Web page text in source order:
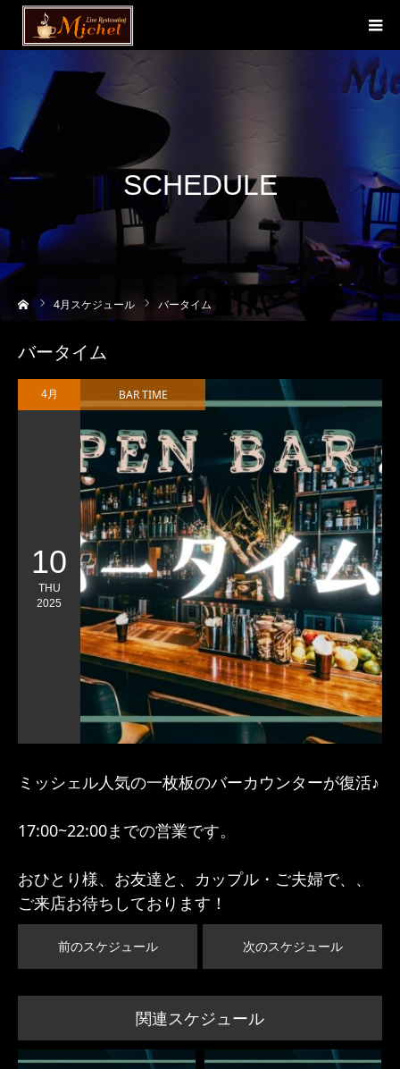
SCHEDULE
4月スケジュール バータイム
バータイム
4月
10
THU
2025
BAR TIME
ミッシェル人気の一枚板のバーカウンターが復活♪
17:00~22:00までの営業です。
おひとり様、お友達と、カップル・ご夫婦で、、
ご来店お待ちしております！
前のスケジュール 次のスケジュール
関連スケジュール